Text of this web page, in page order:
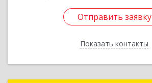
Отправить заявку
Показать контакты
Отправить заявку
Назад